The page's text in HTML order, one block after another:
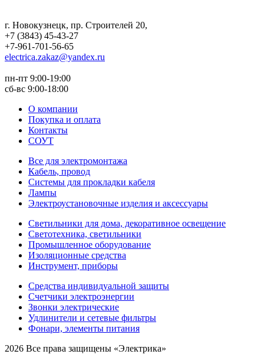
г. Новокузнецк, пр. Строителей 20,
+7 (3843) 45-43-27
+7-961-701-56-65
electrica.zakaz@yandex.ru
пн-пт 9:00-19:00
сб-вс 9:00-18:00
О компании
Покупка и оплата
Контакты
СОУТ
Все для электромонтажа
Кабель, провод
Системы для прокладки кабеля
Лампы
Электроустановочные изделия и аксессуары
Светильники для дома, декоративное освещение
Светотехника, светильники
Промышленное оборудование
Изоляционные средства
Инструмент, приборы
Средства индивидуальной защиты
Счетчики электроэнергии
Звонки электрические
Удлинители и сетевые фильтры
Фонари, элементы питания
2026 Все права защищены «Электрика»